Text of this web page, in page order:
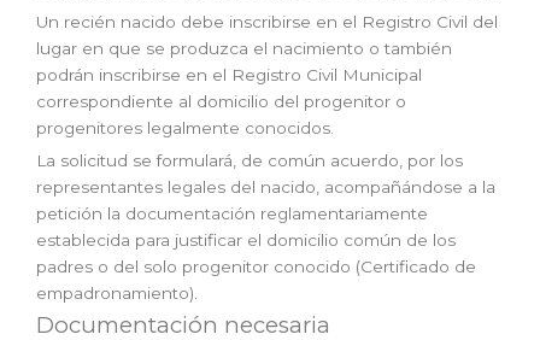
Un recién nacido debe inscribirse en el Registro Civil del
lugar en que se produzca el nacimiento o también
podrán inscribirse en el Registro Civil Municipal
correspondiente al domicilio del progenitor o
progenitores legalmente conocidos.
La solicitud se formulará, de común acuerdo, por los
representantes legales del nacido, acompañándose a la
petición la documentación reglamentariamente
establecida para justificar el domicilio común de los
padres o del solo progenitor conocido (Certificado de
empadronamiento).
Documentación necesaria